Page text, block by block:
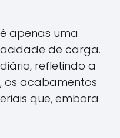
apenas uma
de carga.
refletindo a
os acabamentos
que, embora